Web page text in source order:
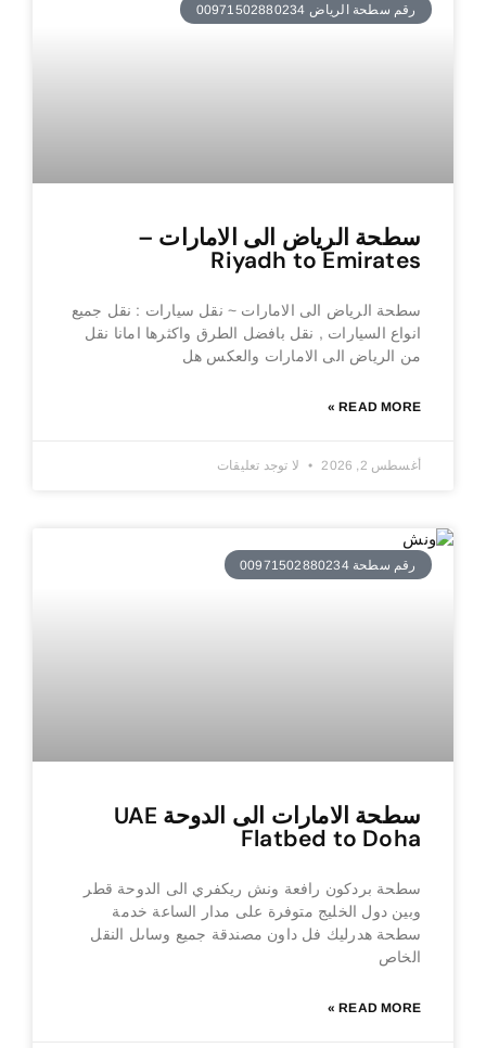
رقم سطحة الرياض 00971502880234
سطحة الرياض الى الامارات –
Riyadh to Emirates
سطحة الرياض الى الامارات ~ نقل سيارات : نقل جميع
انواع السيارات , نقل بافضل الطرق واكثرها امانا نقل
من الرياض الى الامارات والعكس هل
READ MORE »
أغسطس 2, 2026 لا توجد تعليقات
رقم سطحة 00971502880234
سطحة الامارات الى الدوحة UAE
Flatbed to Doha
سطحة بردكون رافعة ونش ريكفري الى الدوحة قطر
وبين دول الخليج متوفرة على مدار الساعة خدمة
سطحة هدرليك فل داون مصندقة جميع وساىل النقل
الخاص
READ MORE »